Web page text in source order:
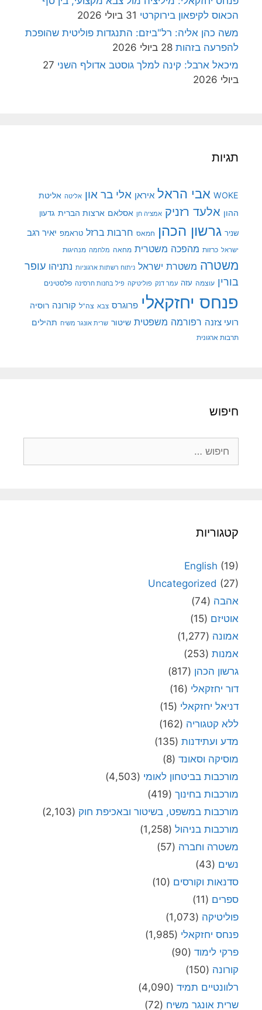
הכאוס לקיפאון בירוקרטי 31 ביולי 2026
משה כהן אליה: רל"ביזם: התנגדות פוליטית שהופכת
להפרעה בזהות 28 ביולי 2026
מיכאל ארבל: קינה למלך גוסטב אדולף השני 27
ביולי 2026
תגיות
WOKE אבי הראל איראן אלי בר און אליטה אליטת
ההון אלעד רזניק אמציה חן אסלאם ארצות הברית גדעון
שניר גרשון הכהן חמאס חרבות ברזל טראמפ יאיר רגב
ישראל כרזות מהפכה משטרית מחאה מלחמה מנהיגות
משטרה משטרת ישראל ניתוח רשתות ארגוניות נתניהו עופר
בורין עוצמה עזה עמר דנק פוליטיקה פיל בחנות חרסינה פלסטינים
פנחס יחזקאלי פרוגרס צבא צה"ל קורונה רוסיה
רועי צזנה רפורמה משפטית שיטור שרית אונגר משיח תהילים
תרבות ארגונית
חיפוש
קטגוריות
English (19)
Uncategorized (27)
אהבה (74)
אוטיזם (15)
אמונה (1,277)
אמנות (253)
גרשון הכהן (817)
דור יחזקאלי (16)
דניאל יחזקאלי (15)
ללא קטגוריה (162)
מדע ועתידנות (135)
מוסיקה וסאונד (8)
מורכבות בביטחון לאומי (4,503)
מורכבות בחינוך (419)
מורכבות במשפט, בשיטור ובאכיפת חוק (2,103)
מורכבות בניהול (1,258)
משטרה וחברה (57)
נשים (43)
סדנאות וקורסים (10)
ספרים (11)
פוליטיקה (1,073)
פנחס יחזקאלי (1,985)
פרקי לימוד (90)
קורונה (150)
רלוונטיים תמיד (4,090)
שרית אונגר משיח (72)